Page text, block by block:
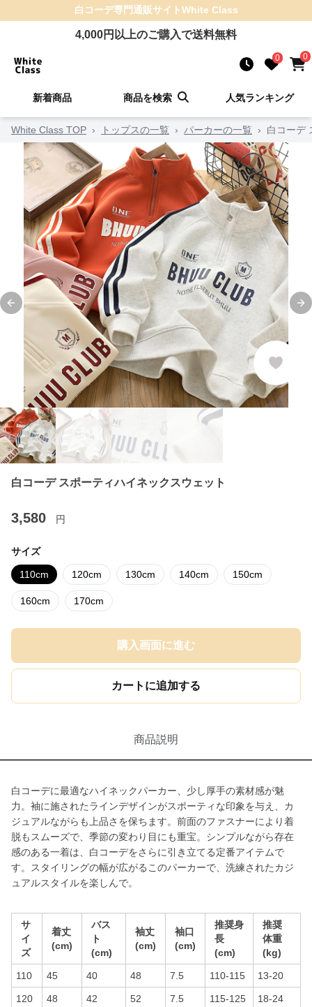
白コーデ専門通販サイトWhite Class
4,000円以上のご購入で送料無料
0 0
新着商品 商品を検索 人気ランキング
White Class TOP › トップスの一覧 › パーカーの一覧 › 白コーデ
Previous slide
白コーデ スポーティハイネックスウェット
3,580 円
サイズ
110cm 120cm 130cm 140cm 150cm
160cm 170cm
購入画面に進む
カートに追加する
商品説明
白コーデに最適なハイネックパーカー、少し厚手の素材感が魅
力。袖に施されたラインデザインがスポーティな印象を与え、カ
ジュアルながらも上品さを保ちます。前面のファスナーにより着
脱もスムーズで、季節の変わり目にも重宝。シンプルながら存在
感のある一着は、白コーデをさらに引き立てる定番アイテムで
す。スタイリングの幅が広がるこのパーカーで、洗練されたカジ
ュアルスタイルを楽しんで。
サ
イ
ズ
着丈
(cm)
バス
ト
(cm)
袖丈
(cm)
袖口
(cm)
推奨身
長
(cm)
推奨
体重
(kg)
110 45 40 48 7.5 110-115 13-20
120 48 42 52 7.5 115-125 18-24